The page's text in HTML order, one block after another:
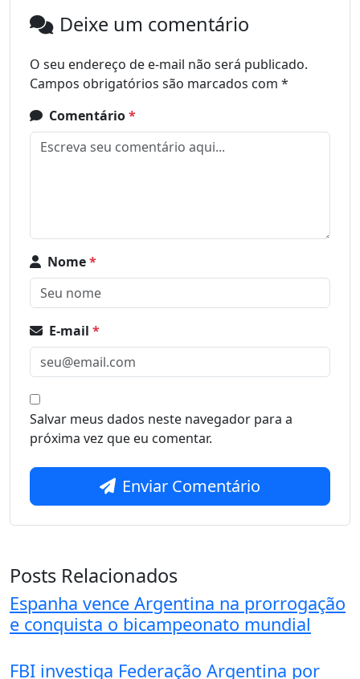
Deixe um comentário
O seu endereço de e-mail não será publicado.
Campos obrigatórios são marcados com *
Comentário*
Nome*
E-mail *
Salvar meus dados neste navegador para a
próxima vez que eu comentar.
Enviar Comentário
Posts Relacionados
Espanha vence Argentina na prorrogação
e conquista o bicampeonato mundial
FBI investiga Federação Argentina por